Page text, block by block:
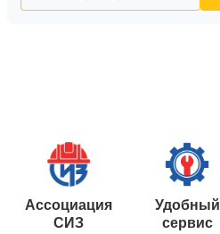
Ассоциация
СИЗ
Удобный
сервис